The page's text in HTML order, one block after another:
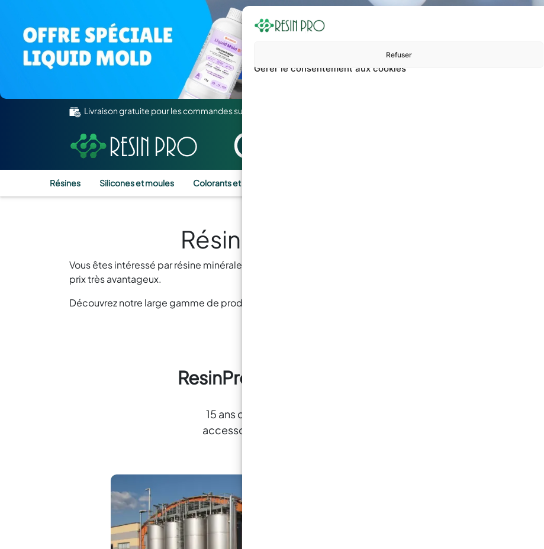
Gérer le consentement aux cookies
Refuser
Livraison gratuite pour les commandes supérieures à 99 €
Résines Silicones et moules Colorants et Pigments
Résine Minérale Blanche Prête à
Vous êtes intéressé par résine minérale blanche prête à couler ? Sur RESIN PRO, vous pouvez trouver
prix très avantageux.
Découvrez notre large gamme de produits pour vos besoins créatifs et professionnels :
ResinPro : une boutique unique pour tous
15 ans d'expérience à votre entière disposition pour vous fournir des
accessoires pour la créativité, l'industrie, le bricolage, le revêtement